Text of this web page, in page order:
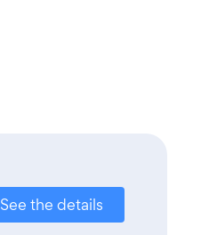
See the details